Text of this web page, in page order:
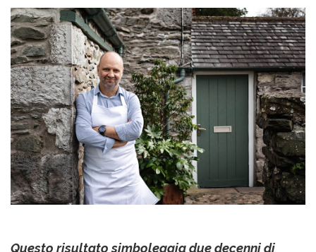
Questo risultato simboleggia due decenni di